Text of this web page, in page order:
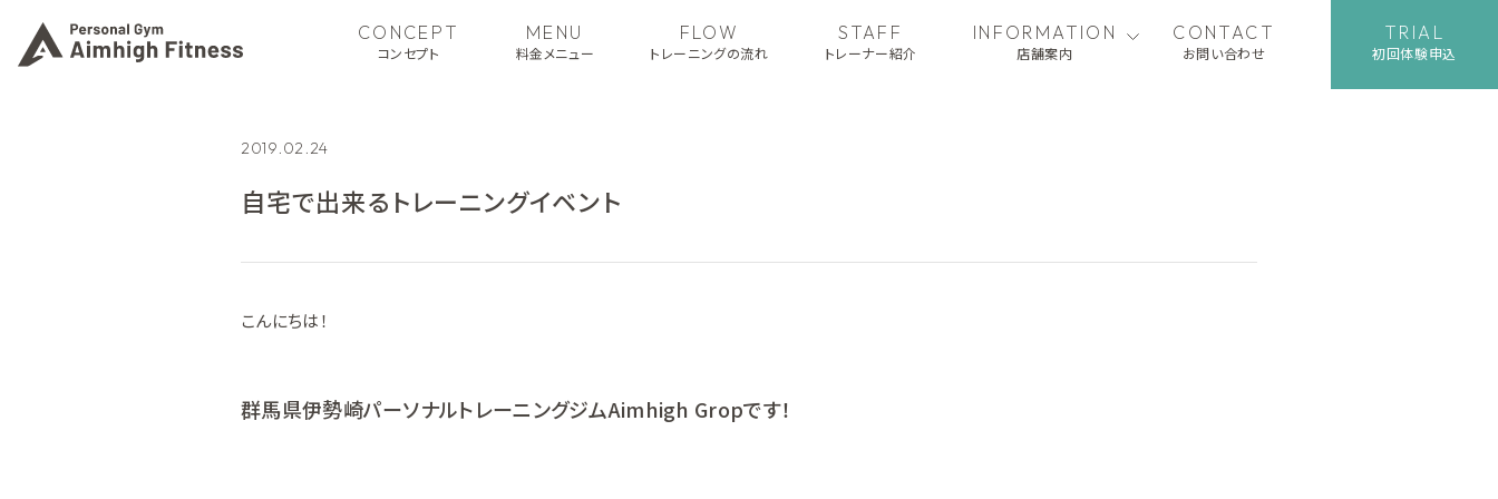
CONCEPT
コンセプト
MENU
料金メニュー
FLOW
トレーニングの流れ
STAFF
トレーナー紹介
INFORMATION
店舗案内
CONTACT
お問い合わせ
TRIAL
初回体験申込
2019.02.24
自宅で出来るトレーニングイベント
こんにちは！
群馬県伊勢崎パーソナルトレーニングジムAimhigh Gropです！